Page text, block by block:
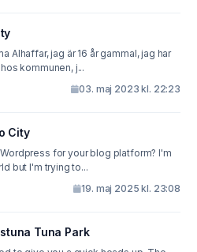
Alhaffar, jag är 16 år gammal, jag har
kommunen, j...
03. maj 2023 kl. 22:23
City
for your blog platform? I'm
but I'm trying to...
19. maj 2025 kl. 23:08
Tuna Park